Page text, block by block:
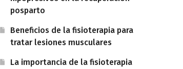
posparto
Beneficios de la fisioterapia para
tratar lesiones musculares
La importancia de la fisioterapia